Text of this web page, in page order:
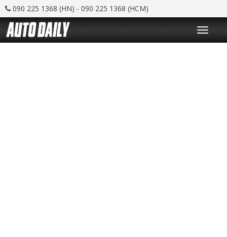
090 225 1368 (HN) - 090 225 1368 (HCM)
T
o
g